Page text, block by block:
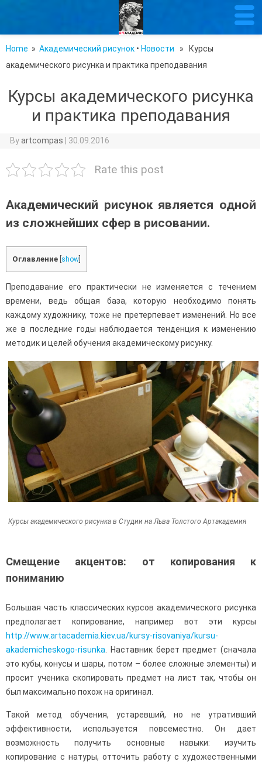
Home » Академический рисунок • Новости » Курсы
академического рисунка и практика преподавания
Курсы академического рисунка
и практика преподавания
Byartcompas | 30.09.2016
Rate this post
Академический рисунок является одной
из сложнейших сфер в рисовании.
Оглавление show
Преподавание его практически не изменяется с течением
времени, ведь общая база, которую необходимо понять
каждому художнику, тоже не претерпевает изменений. Но все
же в последние годы наблюдается тенденция к изменению
методик и целей обучения академическому рисунку.
Курсы академического рисунка в Студии на Льва Толстого Артакадемия
Смещение акцентов: от копирования к
пониманию
Большая часть классических курсов академического рисунка
предполагает копирование, например вот эти курсы
http://www.artacademia.kiev.ua/kursy-risovaniya/kursu-
akademicheskogo-risunka . Наставник берет предмет (сначала
это кубы, конусы и шары, потом – более сложные элементы) и
просит ученика скопировать предмет на лист так, чтобы он
был максимально похож на оригинал.
Такой метод обучения, устаревший, но не утративший
эффективности, используется повсеместно. Он дает
возможность получить основные навыки: изучить
копирование с натуры, отточить работу с художественными